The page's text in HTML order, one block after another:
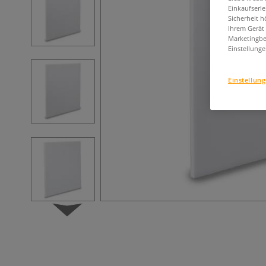
Sicherheit
Ihrem